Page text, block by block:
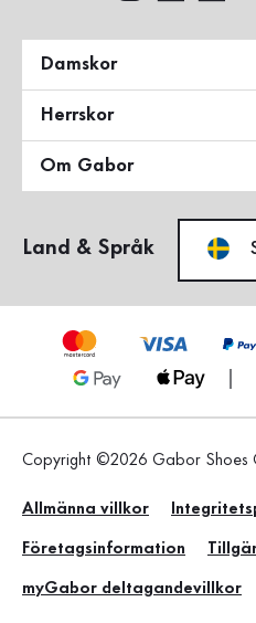
Damskor
Herrskor
Om Gabor
Land & Språk
Copyright ©2026 Gabor Shoes
Allmänna villkor
Företagsinformation
myGabor deltagandevillkor